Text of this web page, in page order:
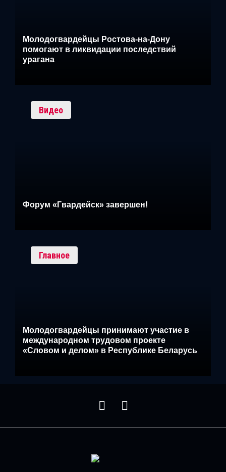
Молодогвардейцы Ростова-на-Дону
помогают в ликвидации последствий
урагана
Видео
Форум «Гвардейск» завершен!
Главное
Молодогвардейцы принимают участие в
международном трудовом проекте
«Словом и делом» в Республике Беларусь